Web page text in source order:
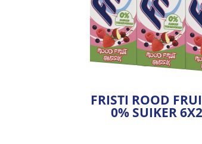
FRISTI ROOD
0% SUIKER